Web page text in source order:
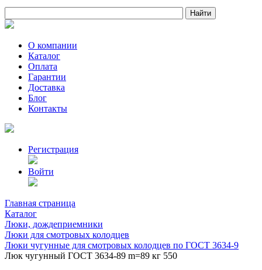
О компании
Каталог
Оплата
Гарантии
Доставка
Блог
Контакты
Регистрация
Войти
Главная страница
Каталог
Люки, дождеприемники
Люки для смотровых колодцев
Люки чугунные для смотровых колодцев по ГОСТ 3634-9
Люк чугунный ГОСТ 3634-89 m=89 кг 550